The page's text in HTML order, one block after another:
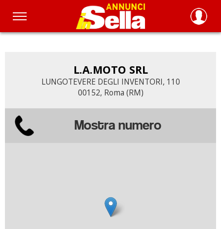
Salta
L.A.MOTO SRL
LUNGOTEVERE DEGLI INVENTORI, 110
00152, Roma (RM)
Mostra numero